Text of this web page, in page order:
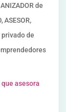
de
ASESOR,
privado de
asesora